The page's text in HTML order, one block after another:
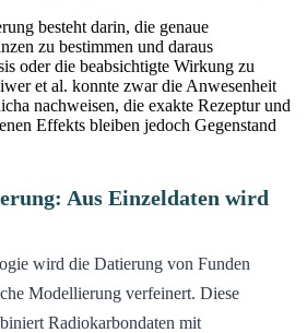
besteht darin, die genaue
zu bestimmen und daraus
oder die beabsichtigte Wirkung zu
et al. konnte zwar die Anwesenheit
nachweisen, die exakte Rezeptur und
Effekts bleiben jedoch Gegenstand
Aus Einzeldaten wird
wird die Datierung von Funden
Modellierung verfeinert. Diese
Radiokarbondaten mit